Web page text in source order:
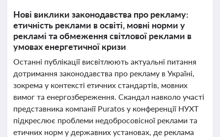
Нові виклики законодавства про рекламу:
етичність реклами в освіті, мовні норми у
рекламі та обмеження світлової реклами в
умовах енергетичної кризи
Останні публікації висвітлюють актуальні питання
дотримання законодавства про рекламу в Україні,
зокрема у контексті етичних стандартів, мовних
вимог та енергозбереження. Скандал навколо участі
представника компанії Puratos у конференції НУХТ
підкреслює проблеми недобросовісної реклами та
етичних норм у державних установах, де реклама